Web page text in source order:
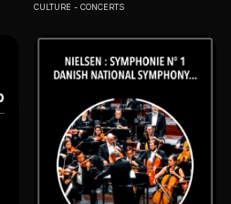
CULTURE CONCERTS